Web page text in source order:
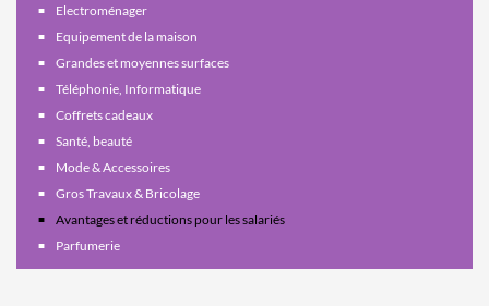
Electroménager
Equipement de la maison
Grandes et moyennes surfaces
Téléphonie, Informatique
Coffrets cadeaux
Santé, beauté
Mode & Accessoires
Gros Travaux & Bricolage
Avantages et réductions pour les salariés
Parfumerie